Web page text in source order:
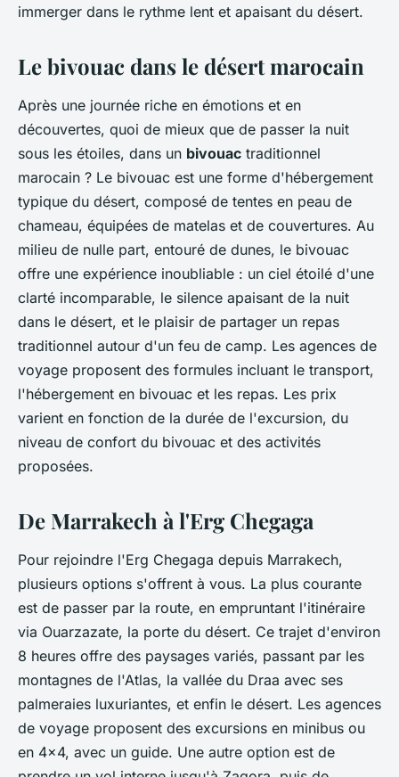
immerger dans le rythme lent et apaisant du désert.
Le bivouac dans le désert marocain
Après une journée riche en émotions et en
découvertes, quoi de mieux que de passer la nuit
sous les étoiles, dans un bivouac traditionnel
marocain ? Le bivouac est une forme d'hébergement
typique du désert, composé de tentes en peau de
chameau, équipées de matelas et de couvertures. Au
milieu de nulle part, entouré de dunes, le bivouac
offre une expérience inoubliable : un ciel étoilé d'une
clarté incomparable, le silence apaisant de la nuit
dans le désert, et le plaisir de partager un repas
traditionnel autour d'un feu de camp. Les agences de
voyage proposent des formules incluant le transport,
l'hébergement en bivouac et les repas. Les prix
varient en fonction de la durée de l'excursion, du
niveau de confort du bivouac et des activités
proposées.
De Marrakech à l'Erg Chegaga
Pour rejoindre l'Erg Chegaga depuis Marrakech,
plusieurs options s'offrent à vous. La plus courante
est de passer par la route, en empruntant l'itinéraire
via Ouarzazate, la porte du désert. Ce trajet d'environ
8 heures offre des paysages variés, passant par les
montagnes de l'Atlas, la vallée du Draa avec ses
palmeraies luxuriantes, et enfin le désert. Les agences
de voyage proposent des excursions en minibus ou
en 4x4, avec un guide. Une autre option est de